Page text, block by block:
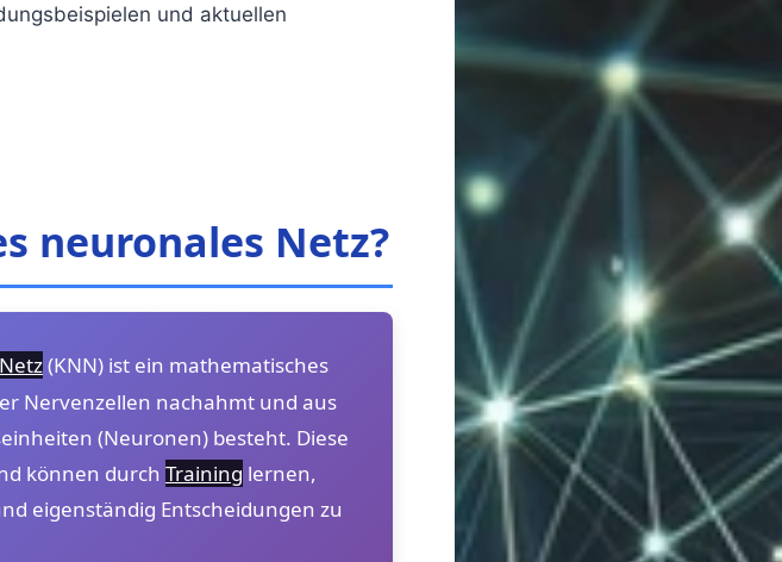
und aktuellen
neuronales Netz?
(KNN) ist ein mathematisches
Nervenzellen nachahmt und aus
(Neuronen) besteht. Diese
können durch Training lernen,
eigenständig Entscheidungen zu